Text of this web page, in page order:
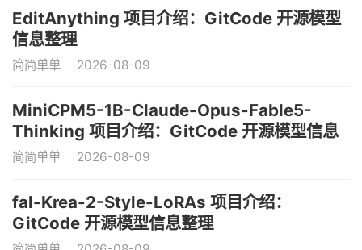
EditAnything 项目介绍：GitCode 开源模型
信息整理
简简单单 2026-08-09
MiniCPM5-1B-Claude-Opus-Fable5-
Thinking 项目介绍：GitCode 开源模型信息
整理
简简单单 2026-08-09
fal-Krea-2-Style-LoRAs 项目介绍：
GitCode 开源模型信息整理